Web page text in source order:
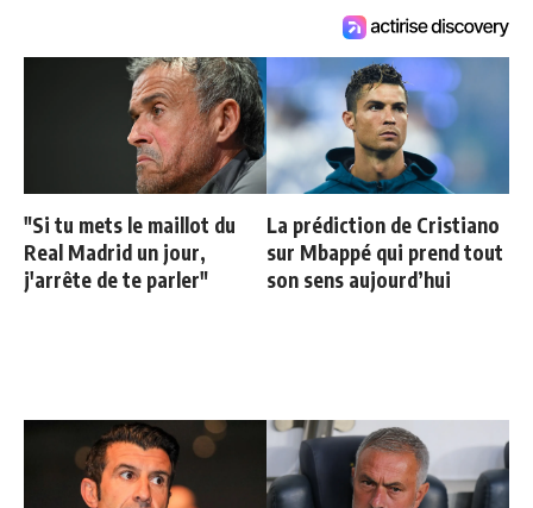
"Si tu mets le maillot du
Real Madrid un jour,
j'arrête de te parler"
La prédiction de Cristiano
sur Mbappé qui prend tout
son sens aujourd’hui